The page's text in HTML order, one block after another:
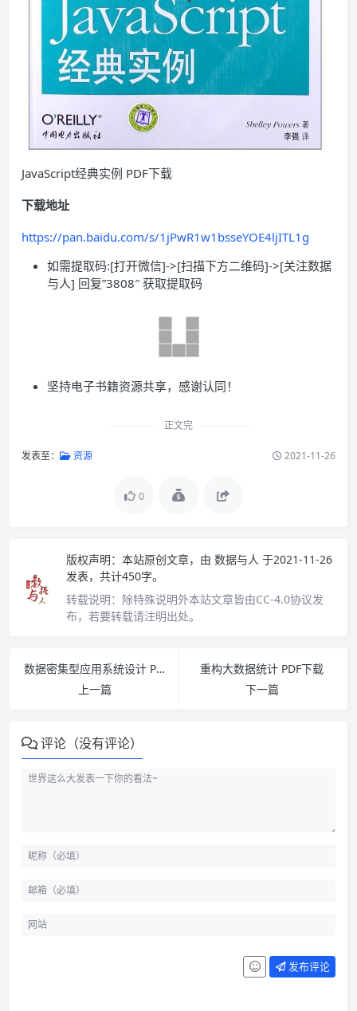
JavaScript经典实例 PDF下载
下载地址
https://pan.baidu.com/s/1jPwR1w1bsseYOE4ljITL1g
如需提取码:[打开微信]->[扫描下方二维码]->[关注数据
与人] 回复”3808″ 获取提取码
坚持电子书籍资源共享，感谢认同！
正文完
发表至： 资源 2021-11-26
0
版权声明： 本站原创文章，由 数据与人 于2021-11-26
发表，共计450字。
转载说明： 除特殊说明外本站文章皆由CC-4.0协议发
布，若要转载请注明出处。
数据密集型应用系统设计 PDF下载
上一篇
重构大数据统计 PDF下载
下一篇
评论（没有评论）
发布评论